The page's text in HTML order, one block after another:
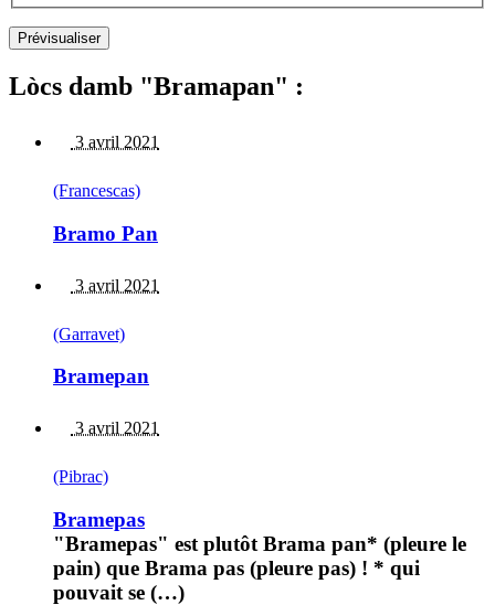
Lòcs damb "Bramapan" :
3 avril 2021
(Francescas)
Bramo Pan
3 avril 2021
(Garravet)
Bramepan
3 avril 2021
(Pibrac)
Bramepas
"Bramepas" est plutôt Brama pan* (pleure le
pain) que Brama pas (pleure pas) ! * qui
pouvait se (…)